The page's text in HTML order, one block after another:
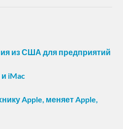
из США для предприятий
iMac
Apple, меняет Apple,